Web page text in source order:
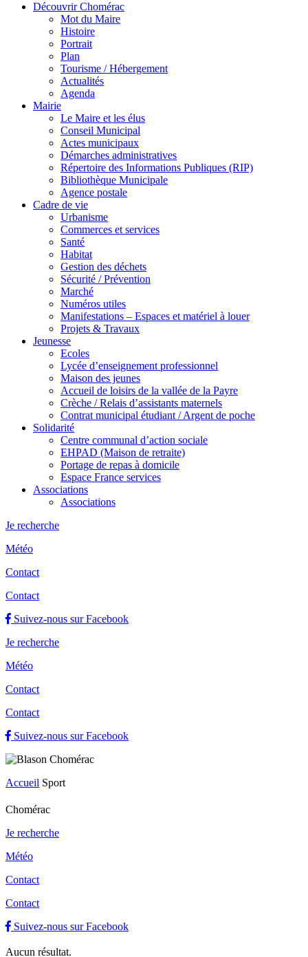
Découvrir Chomérac
Mot du Maire
Histoire
Portrait
Plan
Tourisme / Hébergement
Actualités
Agenda
Mairie
Le Maire et les élus
Conseil Municipal
Actes municipaux
Démarches administratives
Répertoire des Informations Publiques (RIP)
Bibliothèque Municipale
Agence postale
Cadre de vie
Urbanisme
Commerces et services
Santé
Habitat
Gestion des déchets
Sécurité / Prévention
Marché
Numéros utiles
Manifestations – Espaces et matériel à louer
Projets & Travaux
Jeunesse
Ecoles
Lycée d’enseignement professionnel
Maison des jeunes
Accueil de loisirs de la vallée de la Payre
Crèche / Relais d’assistants maternels
Contrat municipal étudiant / Argent de poche
Solidarité
Centre communal d’action sociale
EHPAD (Maison de retraite)
Portage de repas à domicile
Espace France services
Associations
Associations
Je recherche
Météo
Contact
Contact
Suivez-nous sur Facebook
Je recherche
Météo
Contact
Contact
Suivez-nous sur Facebook
Accueil Sport
Chomérac
Je recherche
Météo
Contact
Contact
Suivez-nous sur Facebook
Aucun résultat.